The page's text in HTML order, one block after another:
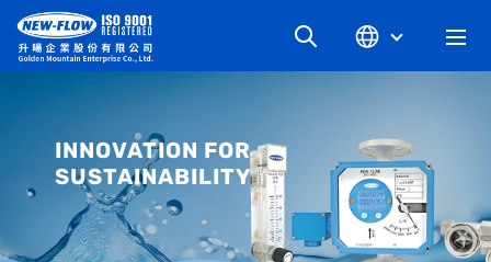
最新消息
知識文章
INNOVATION FOR
SUSTAINABILITY